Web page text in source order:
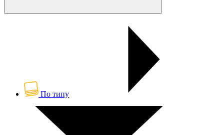
По типу